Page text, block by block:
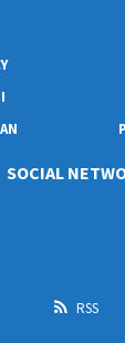
SOCIAL
RSS